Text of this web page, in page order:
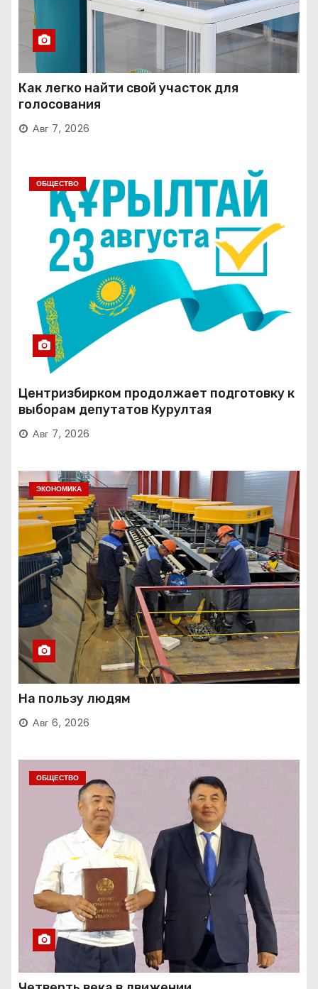
Как легко найти свой участок для
голосования
Авг 7, 2026
ОБЩЕСТВО
Центризбирком продолжает подготовку к
выборам депутатов Курултая
Авг 7, 2026
ЭКОНОМИКА
На пользу людям
Авг 6, 2026
ОБЩЕСТВО